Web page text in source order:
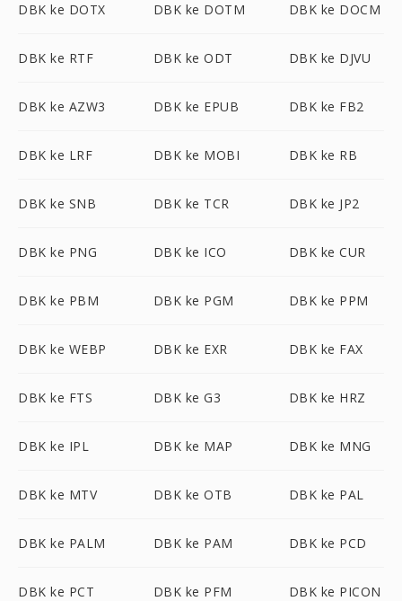
DBK ke DOTX DBK ke DOTM DBK ke DOCM
DBK ke RTF DBK ke ODT DBK ke DJVU
DBK ke AZW3 DBK ke EPUB DBK ke FB2
DBK ke LRF DBK ke MOBI DBK ke RB
DBK ke SNB DBK ke TCR DBK ke JP2
DBK ke PNG DBK ke ICO DBK ke CUR
DBK ke PBM DBK ke PGM DBK ke PPM
DBK ke WEBP DBK ke EXR DBK ke FAX
DBK ke FTS DBK ke G3 DBK ke HRZ
DBK ke IPL DBK ke MAP DBK ke MNG
DBK ke MTV DBK ke OTB DBK ke PAL
DBK ke PALM DBK ke PAM DBK ke PCD
DBK ke PCT DBK ke PFM DBK ke PICON